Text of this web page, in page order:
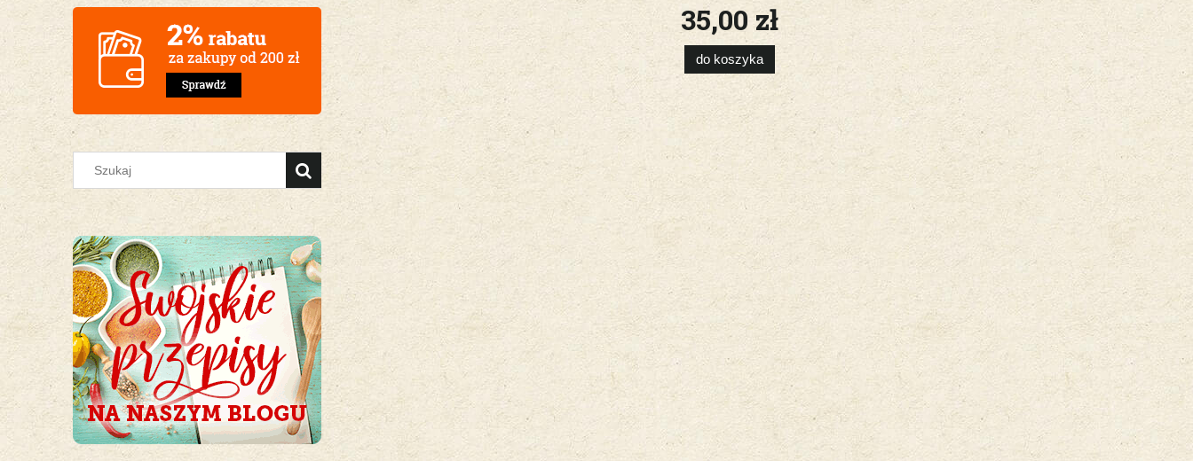
35,00 zł
do koszyka